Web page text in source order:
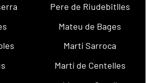
Pere de Riudebitlles
Mateu de Bages
Martí Sarroca
Martí de Centelles